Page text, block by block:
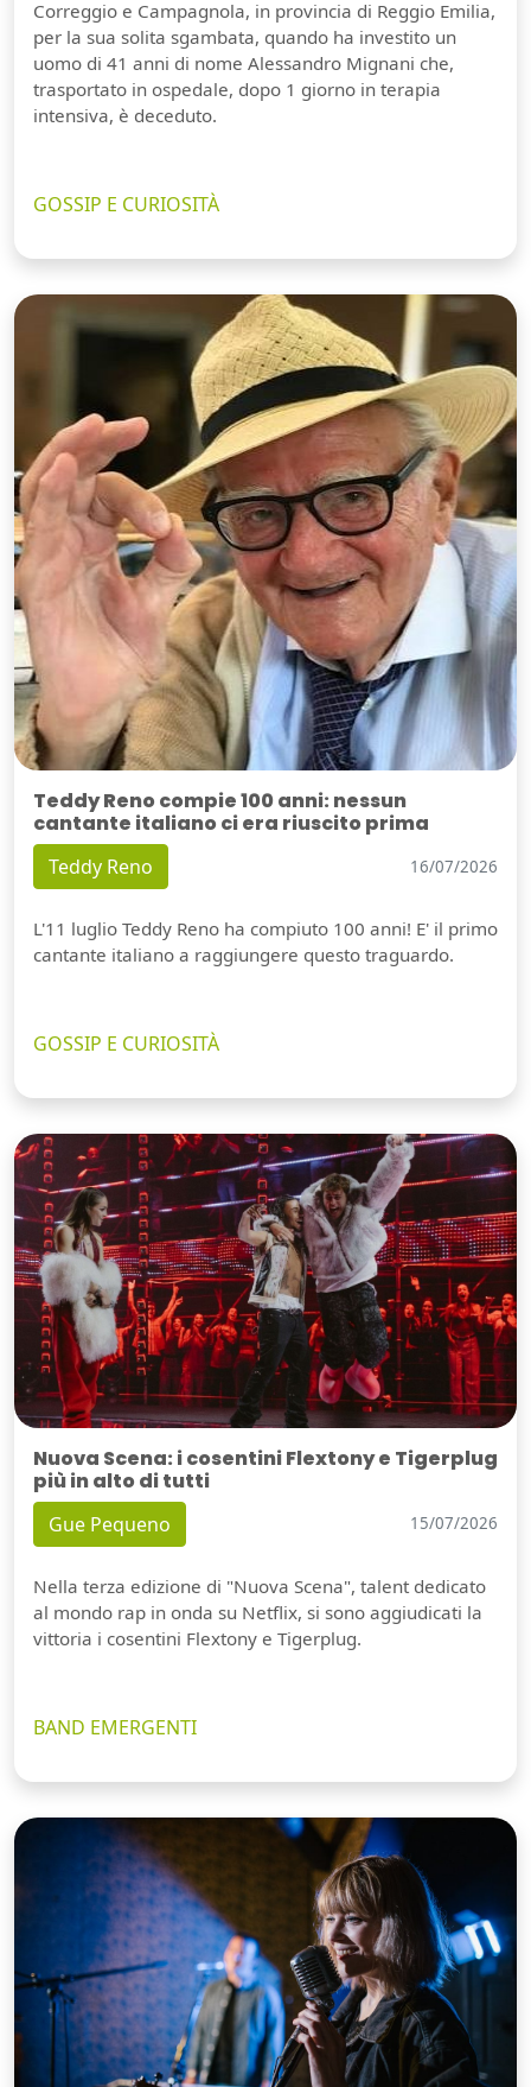
Correggio e Campagnola, in provincia di Reggio Emilia,
per la sua solita sgambata, quando ha investito un
uomo di 41 anni di nome Alessandro Mignani che,
trasportato in ospedale, dopo 1 giorno in terapia
intensiva, è deceduto.
GOSSIP E CURIOSITÀ
Teddy Reno compie 100 anni: nessun
cantante italiano ci era riuscito prima
Teddy Reno 16/07/2026
L'11 luglio Teddy Reno ha compiuto 100 anni! E' il primo
cantante italiano a raggiungere questo traguardo.
GOSSIP E CURIOSITÀ
Nuova Scena: i cosentini Flextony e Tigerplug
più in alto di tutti
Gue Pequeno 15/07/2026
Nella terza edizione di "Nuova Scena", talent dedicato
al mondo rap in onda su Netflix, si sono aggiudicati la
vittoria i cosentini Flextony e Tigerplug.
BAND EMERGENTI